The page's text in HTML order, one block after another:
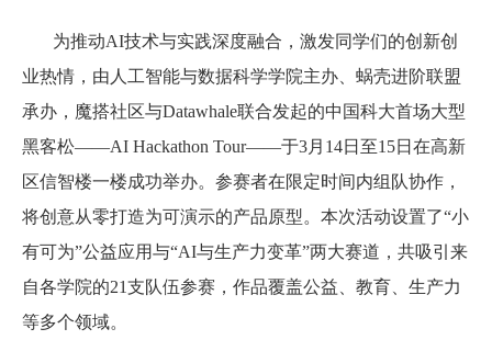
为推动AI技术与实践深度融合，激发同学们的创新创
业热情，由人工智能与数据科学学院主办、蜗壳进阶联盟
承办，魔搭社区与Datawhale联合发起的中国科大首场大型
黑客松——AI Hackathon Tour——于3月14日至15日在高新
区信智楼一楼成功举办。参赛者在限定时间内组队协作，
将创意从零打造为可演示的产品原型。本次活动设置了“小
有可为”公益应用与“AI与生产力变革”两大赛道，共吸引来
自各学院的21支队伍参赛，作品覆盖公益、教育、生产力
等多个领域。